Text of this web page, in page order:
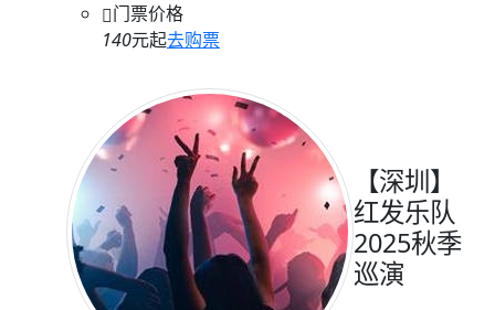
门票价格
140元起去购票
【深圳】
红发乐队
2025秋季
巡演